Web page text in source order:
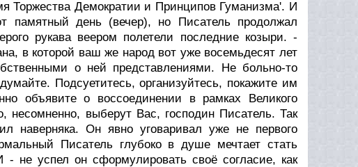
Торжества Демократии и Принципов Гуманизма'. И
день (вечер), но Писатель продолжал
рукава веером полетели последние козыри. -
в которой ваш же народ вот уже восемьдесят лет
о ней представлениями. Hе больно-то
Подсуетитесь, организуйтесь, покажите им
объявите о воссоединении в рамках Великого
несомненно, выберут Вас, господин Писатель. Так
наверняка. Он явно уговаривал уже не первого
Писатель глубоко в душе мечтает стать
успел он сформулировать своё согласие, как